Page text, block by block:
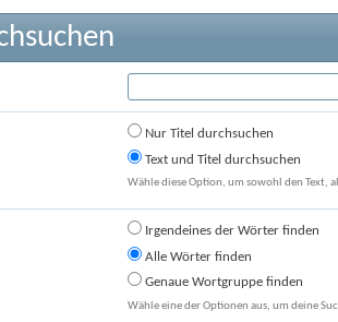
Nur Titel durchsuchen
Text und Titel durchsuchen
Wähle diese Option, um sowohl den Text,
Irgendeines der Wörter finden
Alle Wörter finden
Genaue Wortgruppe finden
Wähle eine der Optionen aus, um deine